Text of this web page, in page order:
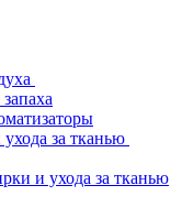
за тканью
и ухода за тканью